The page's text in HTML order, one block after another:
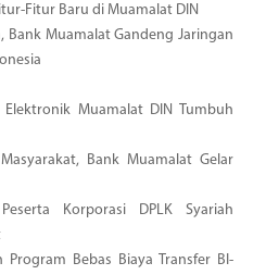
Fitur Baru di Muamalat DIN
Bank Muamalat Gandeng Jaringan
Muamalat DIN Tumbuh
Bank Muamalat Gelar
Korporasi DPLK Syariah
Program Bebas Biaya Transfer BI-